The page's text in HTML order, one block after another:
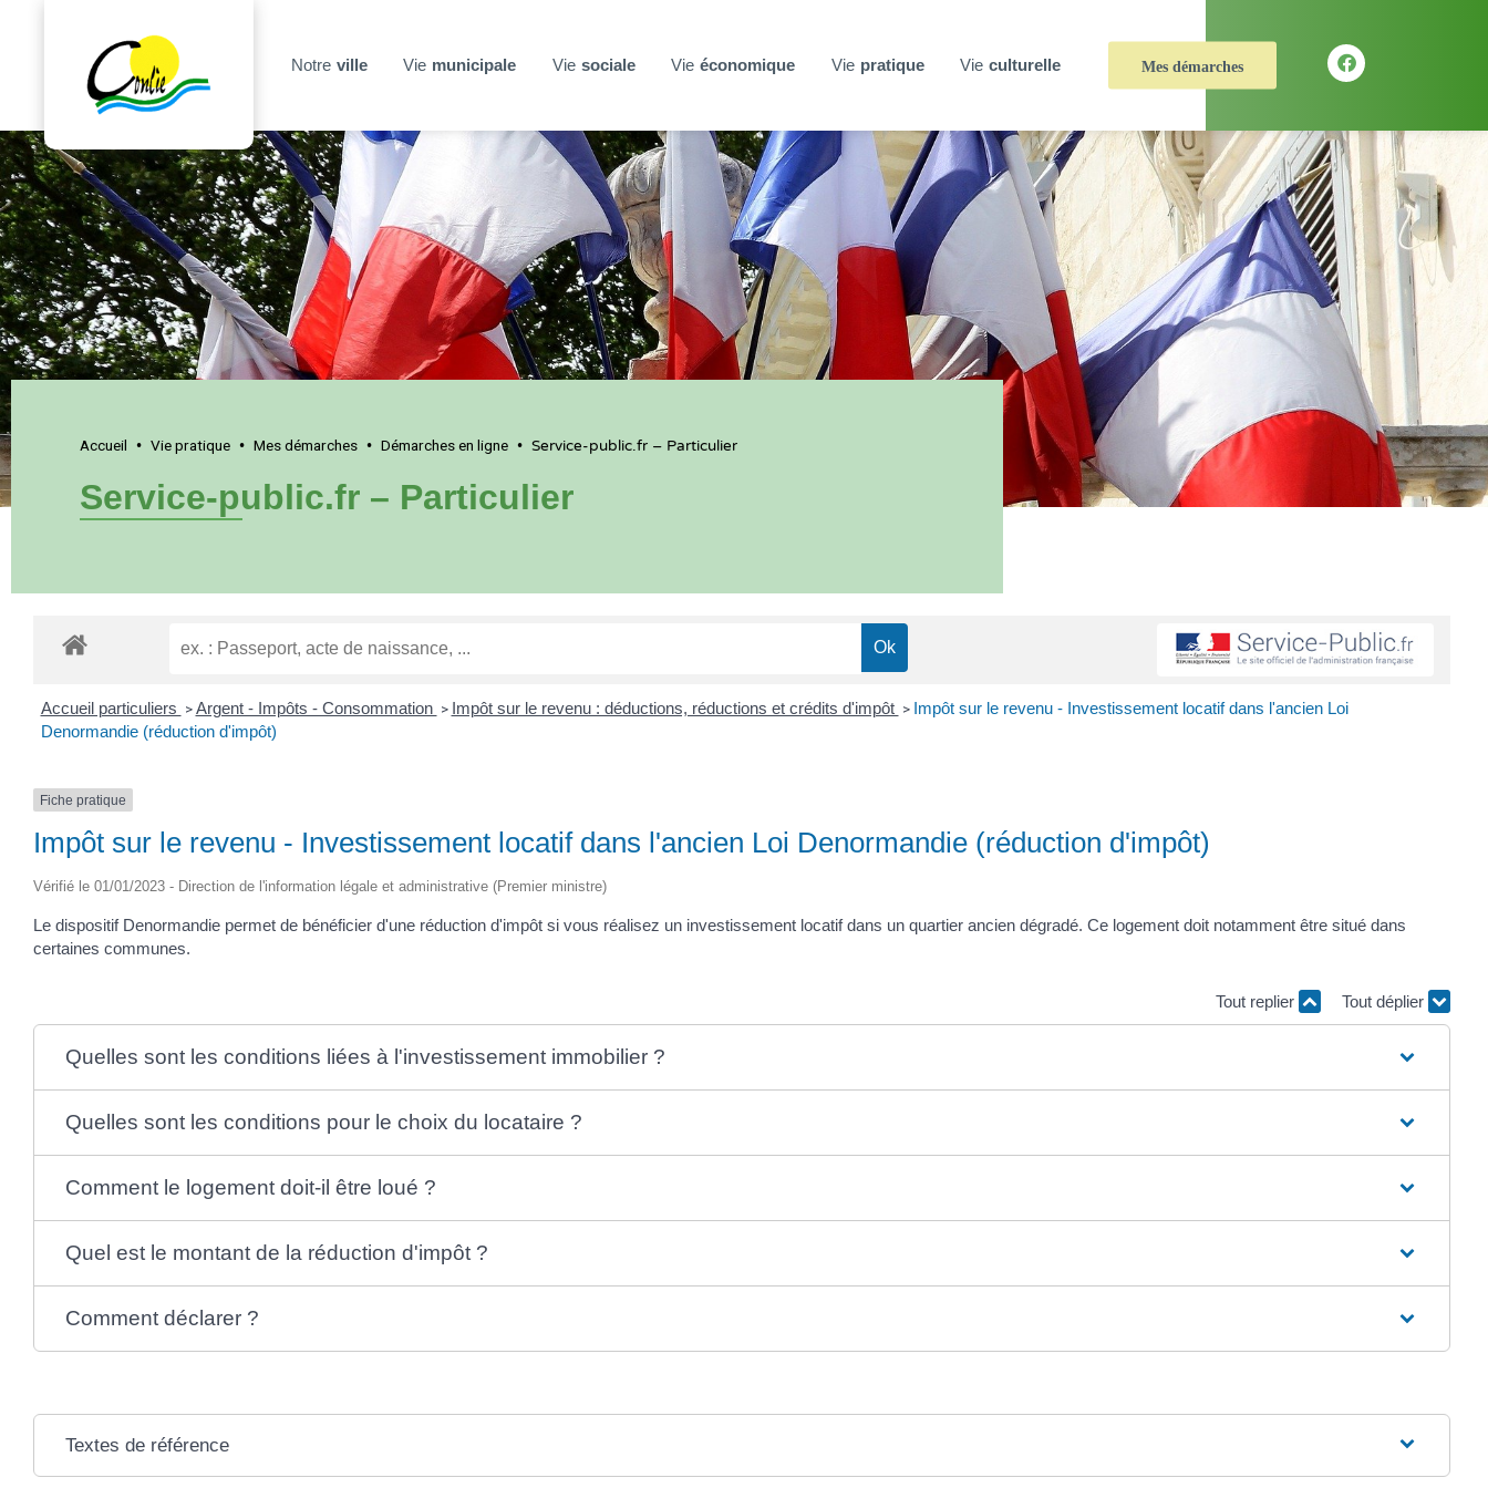
Notre ville Vie municipale Vie sociale Vie économique Vie pratique Vie culturelle Mes démarches
Accueil • Vie pratique • Mes démarches • Démarches en ligne • Service-public.fr – Particulier
Service-public.fr – Particulier
Accueil particuliers > Argent - Impôts - Consommation > Impôt sur le revenu : déductions, réductions et crédits d'impôt > Impôt sur le revenu - Investissement locatif dans l'ancien Loi
Denormandie (réduction d'impôt)
Fiche pratique
Impôt sur le revenu - Investissement locatif dans l'ancien Loi Denormandie (réduction d'impôt)
Vérifié le 01/01/2023 - Direction de l'information légale et administrative (Premier ministre)
Le dispositif Denormandie permet de bénéficier d'une réduction d'impôt si vous réalisez un investissement locatif dans un quartier ancien dégradé. Ce logement doit notamment être situé dans
certaines communes.
Tout replier Tout déplier
Quelles sont les conditions liées à l'investissement immobilier ?
Quelles sont les conditions pour le choix du locataire ?
Comment le logement doit-il être loué ?
Quel est le montant de la réduction d'impôt ?
Comment déclarer ?
Textes de référence